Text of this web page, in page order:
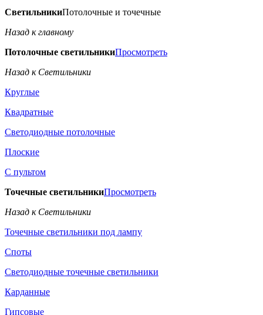
СветильникиПотолочные и точечные
Назад к главному
Потолочные светильникиПросмотреть
Назад к Светильники
Круглые
Квадратные
Светодиодные потолочные
Плоские
С пультом
Точечные светильникиПросмотреть
Назад к Светильники
Точечные светильники под лампу
Споты
Светодиодные точечные светильники
Карданные
Гипсовые